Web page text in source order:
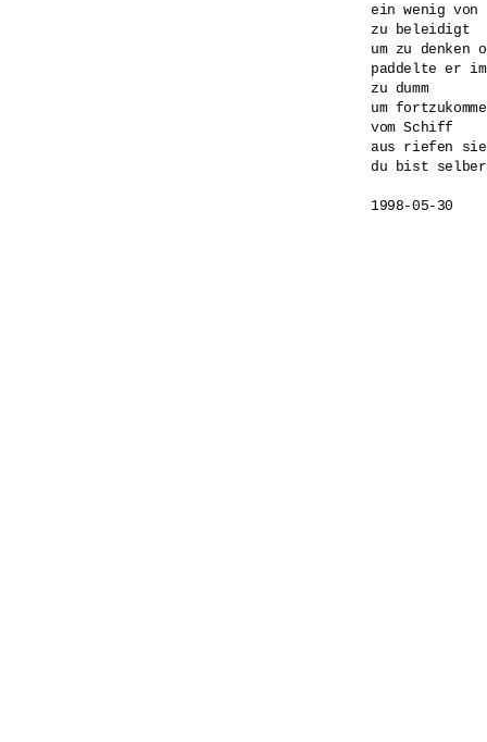
ein wenig
zu beleidigt
um zu denken
paddelte er
zu dumm
um
vom Schiff
aus riefen
du bist selber
1998-05-30